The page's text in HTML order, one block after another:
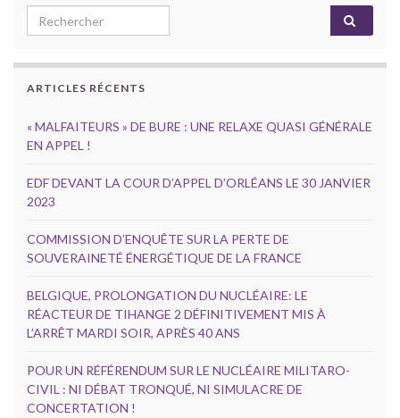
Search for:
ARTICLES RÉCENTS
« MALFAITEURS » DE BURE : UNE RELAXE QUASI GÉNÉRALE
EN APPEL !
EDF DEVANT LA COUR D’APPEL D’ORLÉANS LE 30 JANVIER
2023
COMMISSION D’ENQUÊTE SUR LA PERTE DE
SOUVERAINETÉ ÉNERGÉTIQUE DE LA FRANCE
BELGIQUE, PROLONGATION DU NUCLÉAIRE: LE
RÉACTEUR DE TIHANGE 2 DÉFINITIVEMENT MIS À
L’ARRÊT MARDI SOIR, APRÈS 40 ANS
POUR UN RÉFÉRENDUM SUR LE NUCLÉAIRE MILITARO-
CIVIL : NI DÉBAT TRONQUÉ, NI SIMULACRE DE
CONCERTATION !